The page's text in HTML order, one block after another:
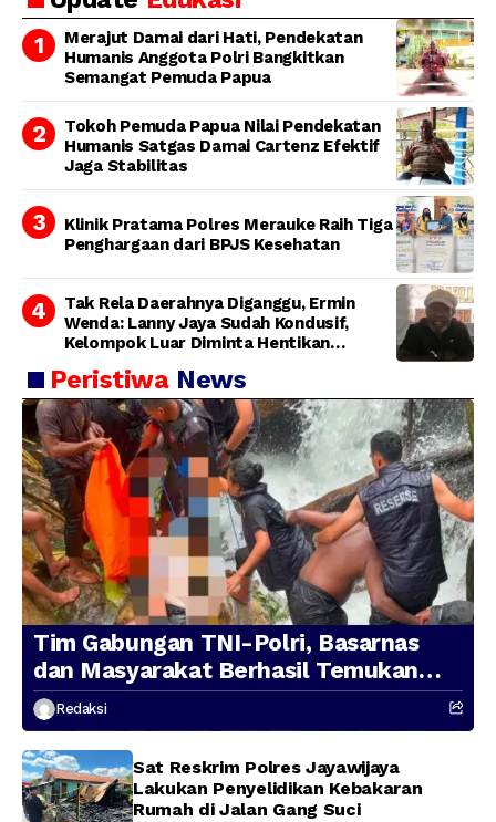
Merajut Damai dari Hati, Pendekatan
Humanis Anggota Polri Bangkitkan
Semangat Pemuda Papua
Tokoh Pemuda Papua Nilai Pendekatan
Humanis Satgas Damai Cartenz Efektif
Jaga Stabilitas
Klinik Pratama Polres Merauke Raih Tiga
Penghargaan dari BPJS Kesehatan
Tak Rela Daerahnya Diganggu, Ermin
Wenda: Lanny Jaya Sudah Kondusif,
Kelompok Luar Diminta Hentikan
Peristiwa News
Tim Gabungan TNI-Polri, Basarnas
dan Masyarakat Berhasil Temukan
Presenter TVRI Papua Barat yang
Hilang di Sungai Memti
Redaksi
Sat Reskrim Polres Jayawijaya
Lakukan Penyelidikan Kebakaran
Rumah di Jalan Gang Suci